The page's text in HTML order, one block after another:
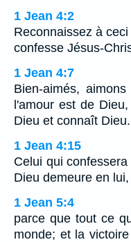
1 Jean 4:2
Reconnaissez à
confesse Jésus-
1 Jean 4:7
Bien-aimés,
l'amour est de
Dieu et connaît Dieu.
1 Jean 4:15
Celui qui
Dieu demeure en
1 Jean 5:4
parce que tout ce
monde; et la